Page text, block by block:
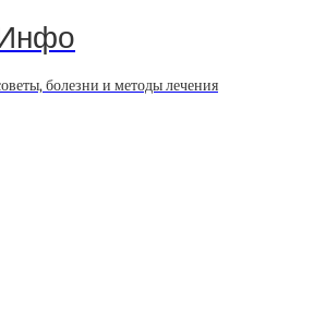
болезни и методы лечения